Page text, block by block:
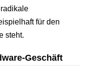
für den
steht.
Geschäft